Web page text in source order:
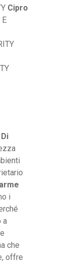
Cipro
i
a
che
offre